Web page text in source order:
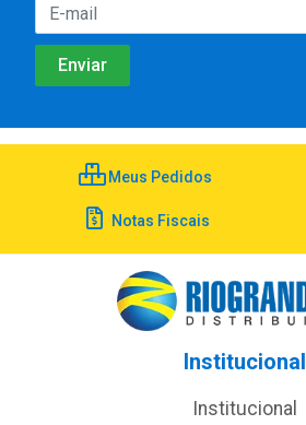
Meus Pedidos
Notas Fiscais
Institucional
Institucional